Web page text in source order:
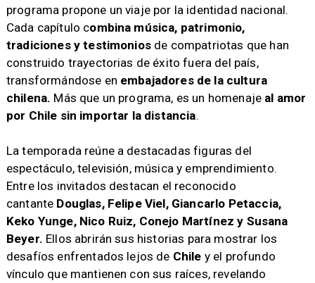
programa propone un viaje por la identidad nacional.
Cada capítulo combina música, patrimonio,
tradiciones y testimoniosde compatriotas que han
construido trayectorias de éxito fuera del país,
transformándose en embajadores de la cultura
chilena. Más que un programa, es un homenaje al amor
por Chile sin importar la distancia.
La temporada reúne a destacadas figuras del
espectáculo, televisión, música y emprendimiento.
Entre los invitados destacan el reconocido
cantante Douglas, Felipe Viel, Giancarlo Petaccia,
Keko Yunge, Nico Ruiz, Conejo Martínez y Susana
Beyer. Ellos abrirán sus historias para mostrar los
desafíos enfrentados lejos de Chile y el profundo
vínculo que mantienen con sus raíces, revelando